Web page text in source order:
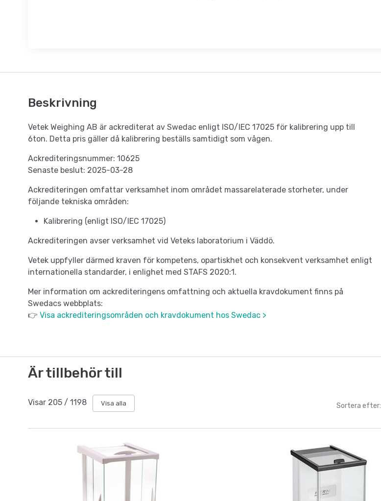
Beskrivning
Vetek Weighing AB är ackrediterat av Swedac enligt ISO/IEC 17025 för kalibrering upp till
6ton. Detta pris gäller då kalibrering beställs samtidigt som vågen.
Ackrediteringsnummer: 10625
Senaste beslut: 2025-03-28
Ackrediteringen omfattar verksamhet inom området massarelaterade storheter, under
följande tekniska områden:
Kalibrering (enligt ISO/IEC 17025)
Ackrediteringen avser verksamhet vid Veteks laboratorium i Väddö.
Vetek uppfyller därmed kraven för kompetens, opartiskhet och konsekvent verksamhet enligt
internationella standarder, i enlighet med STAFS 2020:1.
Mer information om ackrediteringens omfattning och aktuella kravdokument finns på
Swedacs webbplats:
👉 Visa ackrediteringsområden och kravdokument hos Swedac >
Är tillbehör till
Visar 205 / 1198 Visa alla Sortera efter: